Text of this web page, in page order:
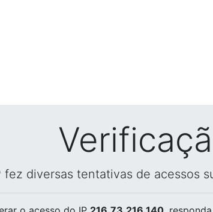
fez diversas tentativas de acessos